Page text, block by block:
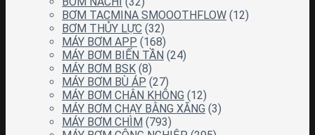
BƠM TACMINA SMOOOTHFLOW (12)
BƠM THỦY LỰC (32)
MÁY BƠM APP (168)
MÁY BƠM BIẾN TẦN (24)
MÁY BƠM BSK (8)
MÁY BƠM BÙ ÁP (27)
MÁY BƠM CHÂN KHÔNG (12)
MÁY BƠM CHẠY BẰNG XĂNG (3)
MÁY BƠM CHÌM (793)